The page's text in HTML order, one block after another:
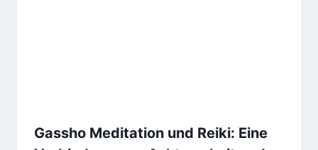
Gassho Meditation und Reiki: Eine